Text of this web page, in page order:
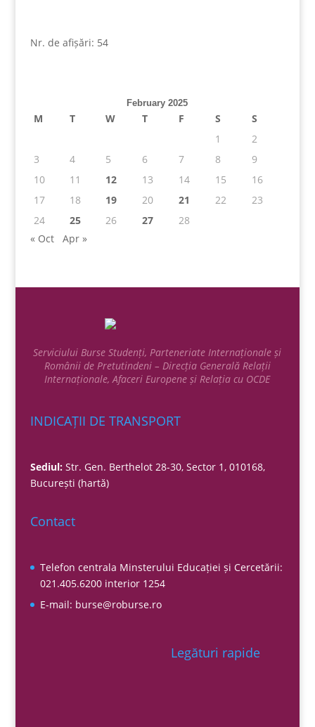
Nr. de afișări: 54
February 2025
M T W T F S
S
1
2
3
4 5 6 7 8
9
10
11 12 13 14 15
16
17
18 19 20 21 22
23
24
25 26 27
28
« Oct
Apr »
Serviciului Burse Studenți, Parteneriate Internaționale și
Românii de Pretutindeni – Direcția Generală Relații
Internaționale, Afaceri Europene și Relația cu OCDE
INDICAȚII DE TRANSPORT
Sediul: Str. Gen. Berthelot 28-30, Sector 1, 010168,
București (hartă)
Contact
Telefon centrala Minsterului Educației și Cercetării:
021.405.6200interior 1254
E-mail: burse@roburse.ro
Legături rapide